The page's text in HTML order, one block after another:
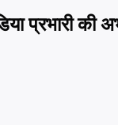
प्रभारी